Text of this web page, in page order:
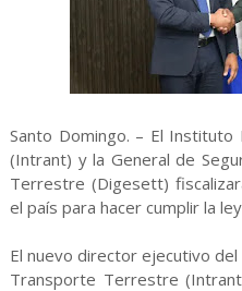
Santo Domingo. – El
(Intrant) y la General de
Terrestre (Digesett)
el país para hacer cumplir la
El nuevo director ejecutivo
Transporte Terrestre